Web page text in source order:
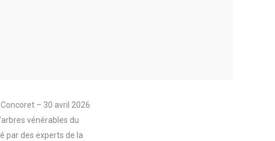
– 30 avril 2026
vénérables du
par des experts de la